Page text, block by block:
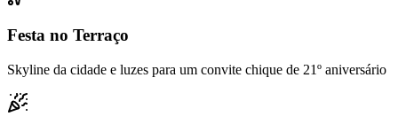
Festa no Terraço
Skyline da cidade e luzes para um convite chique de 21º aniversário